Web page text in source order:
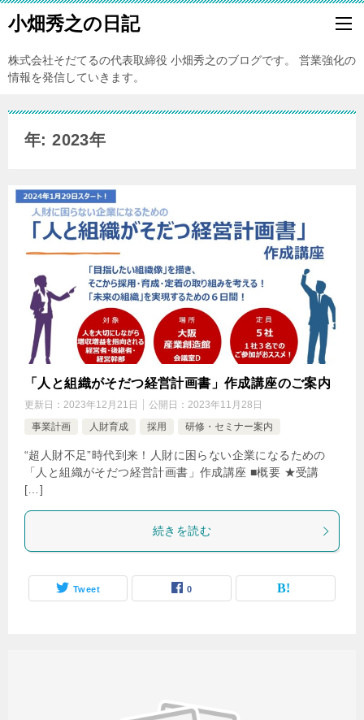
小畑秀之の日記
株式会社そだてるの代表取締役 小畑秀之のブログです。 営業強化の
情報を発信していきます。
年: 2023年
「人と組織がそだつ経営計画書」作成講座のご案内
更新日： 2023年12月21日 公開日： 2023年11月28日
事業計画
人財育成 採用 研修・セミナー案内
“超人財不足”時代到来！人財に困らない企業になるための
「人と組織がそだつ経営計画書」作成講座 ■概要 ★受講
[…]
続きを読む
Tweet 0